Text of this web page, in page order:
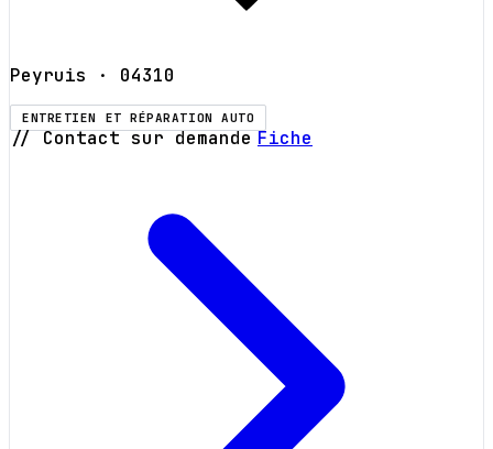
Peyruis · 04310
ENTRETIEN ET RÉPARATION AUTO
// Contact sur demande Fiche